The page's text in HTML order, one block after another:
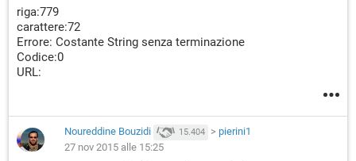
riga:779
carattere:72
Errore: Costante String senza terminazione
Codice:0
URL:
Noureddine Bouzidi 15.404 > pierini1
27 nov 2015 alle 15:25